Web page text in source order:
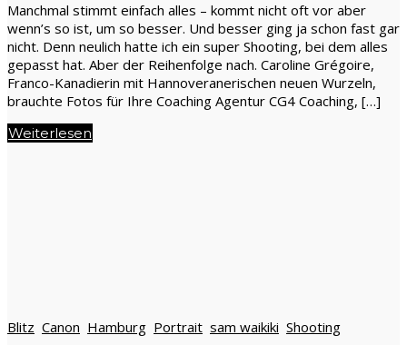
Manchmal stimmt einfach alles – kommt nicht oft vor aber
wenn’s so ist, um so besser. Und besser ging ja schon fast gar
nicht. Denn neulich hatte ich ein super Shooting, bei dem alles
gepasst hat. Aber der Reihenfolge nach. Caroline Grégoire,
Franco-Kanadierin mit Hannoveranerischen neuen Wurzeln,
brauchte Fotos für Ihre Coaching Agentur CG4 Coaching, […]
Weiterlesen
Blitz Canon Hamburg Portrait sam waikiki Shooting